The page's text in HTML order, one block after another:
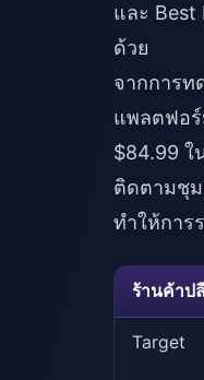
และ Best
ด้วย
จากการท
แพลตฟอร์
$84.99 ใ
ติดตามชุม
ทำให้การ
ร้านค้าป
Target